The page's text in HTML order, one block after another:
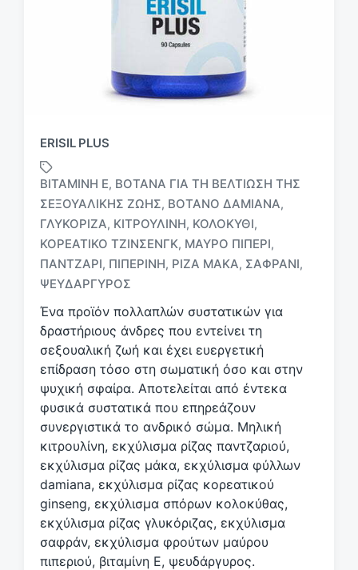
ERISIL PLUS
ε
ε
τ
κ
έ
τ
α
ΒΙΤΑΜΊΝΗ E, ΒΌΤΑΝΑ ΓΙΑ ΤΗ ΒΕΛΤΊΩΣΗ ΤΗΣ
ΣΕΞΟΥΑΛΙΚΉΣ ΖΩΉΣ, ΒΌΤΑΝΟ ΔΑΜΙΑΝΆ,
ΓΛΥΚΌΡΙΖΑ, ΚΙΤΡΟΥΛΊΝΗ, ΚΟΛΟΚΎΘΙ,
ΚΟΡΕΆΤΙΚΟ ΤΖΊΝΣΕΝΓΚ, ΜΑΎΡΟ ΠΙΠΈΡΙ,
ΠΑΝΤΖΆΡΙ, ΠΙΠΕΡΊΝΗ, ΡΊΖΑ ΜΆΚΑ, ΣΑΦΡΆΝΙ,
ΨΕΥΔΆΡΓΥΡΟΣ
Ένα προϊόν πολλαπλών συστατικών για
δραστήριους άνδρες που εντείνει τη
σεξουαλική ζωή και έχει ευεργετική
επίδραση τόσο στη σωματική όσο και στην
ψυχική σφαίρα. Αποτελείται από έντεκα
φυσικά συστατικά που επηρεάζουν
συνεργιστικά το ανδρικό σώμα. Μηλική
κιτρουλίνη, εκχύλισμα ρίζας παντζαριού,
εκχύλισμα ρίζας μάκα, εκχύλισμα φύλλων
damiana, εκχύλισμα ρίζας κορεατικού
ginseng, εκχύλισμα σπόρων κολοκύθας,
εκχύλισμα ρίζας γλυκόριζας, εκχύλισμα
σαφράν, εκχύλισμα φρούτων μαύρου
πιπεριού, βιταμίνη Ε, ψευδάργυρος.